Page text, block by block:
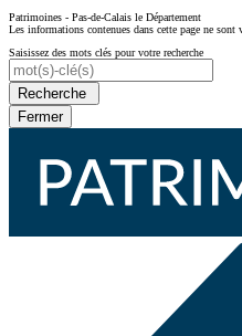
Patrimoines - Pas-de-Calais le Département
Les informations contenues dans cette page ne sont
Saisissez des mots clés pour votre recherche
Recherche
Fermer